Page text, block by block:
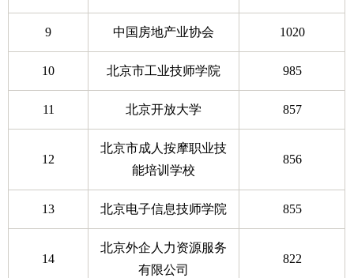
9 中国房地产业协会 1020
10 北京市工业技师学院 985
11 北京开放大学 857
12
北京市成人按摩职业技
能培训学校
856
13 北京电子信息技师学院 855
14
北京外企人力资源服务
有限公司
822